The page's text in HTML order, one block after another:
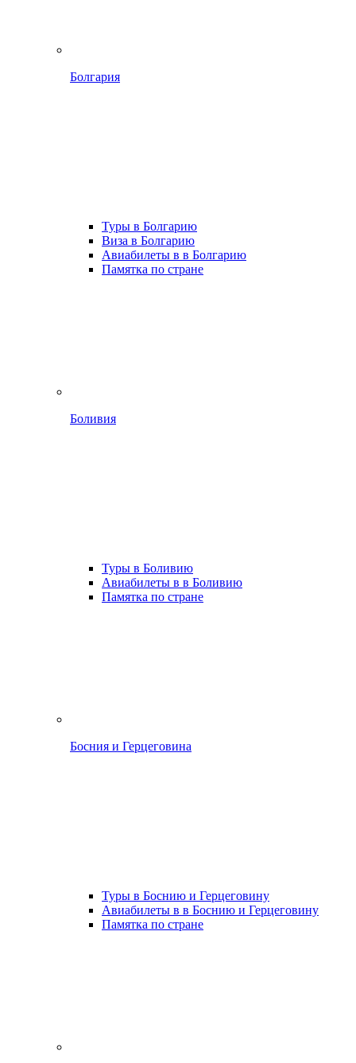
Болгария
Туры в Болгарию
Виза в Болгарию
Авиабилеты в в Болгарию
Памятка по стране
Боливия
Туры в Боливию
Авиабилеты в в Боливию
Памятка по стране
Босния и Герцеговина
Туры в Боснию и Герцеговину
Авиабилеты в в Боснию и Герцеговину
Памятка по стране